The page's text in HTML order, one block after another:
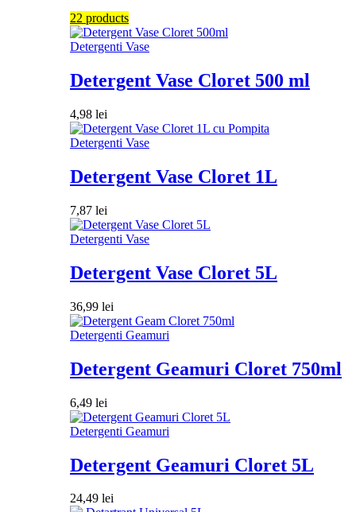
22 products
Detergenti Vase
Detergent Vase Cloret 500 ml
4,98 lei
Detergenti Vase
Detergent Vase Cloret 1L
7,87 lei
Detergenti Vase
Detergent Vase Cloret 5L
36,99 lei
Detergenti Geamuri
Detergent Geamuri Cloret 750ml
6,49 lei
Detergenti Geamuri
Detergent Geamuri Cloret 5L
24,49 lei